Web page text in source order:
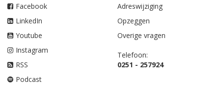
Facebook
LinkedIn
Youtube
Instagram
RSS
Podcast
Adreswijziging
Opzeggen
Overige vragen
Telefoon:
0251 - 257924